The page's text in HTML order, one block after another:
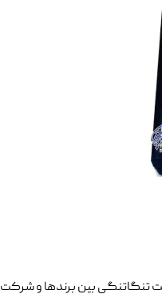
تنگاتنگی بین برندها و شرکت